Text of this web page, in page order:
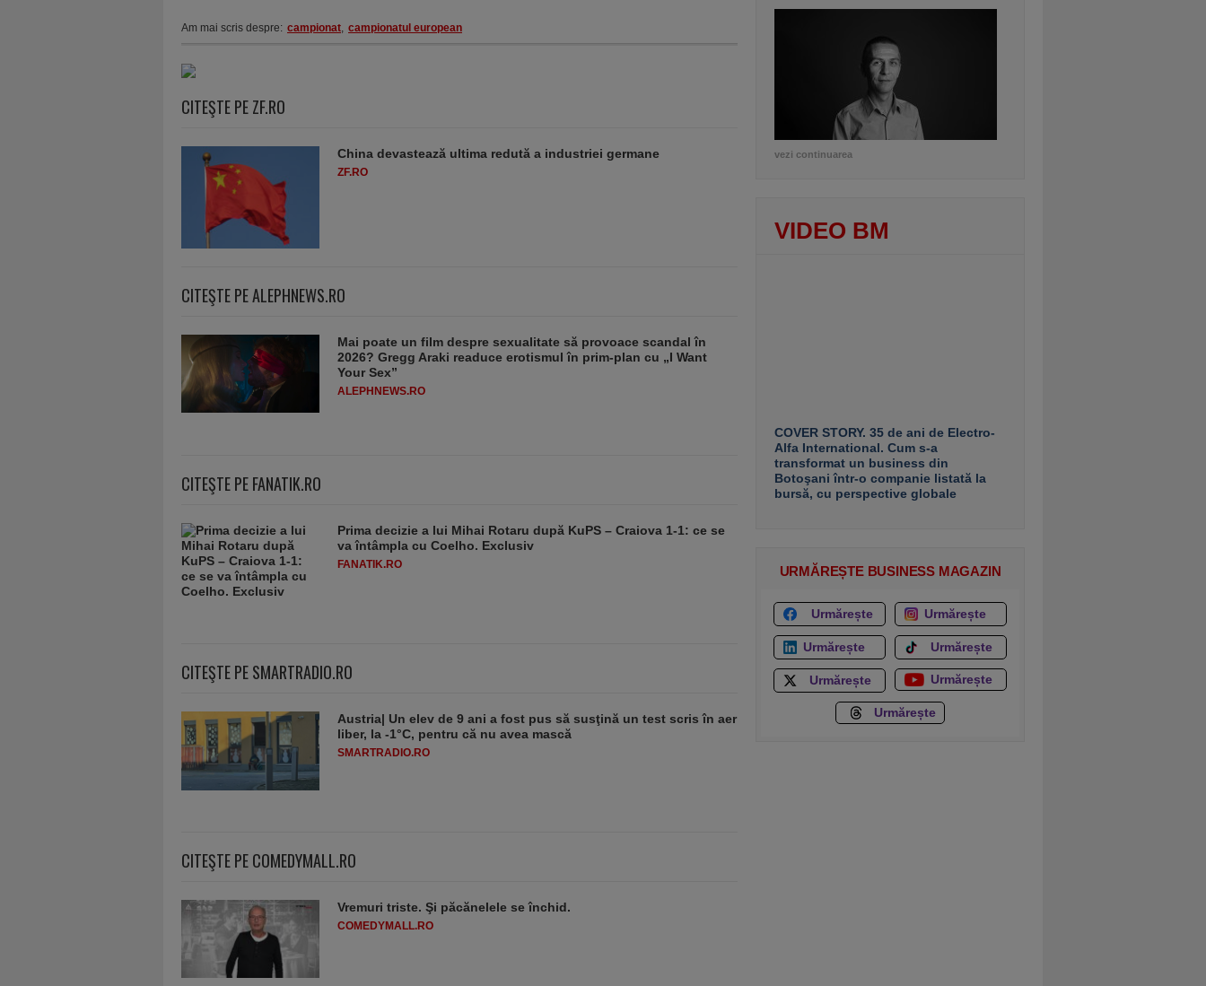
Am mai scris despre: campionat, campionatul european
CITEŞTE PE ZF.RO
China devastează ultima redută a industriei germane
ZF.RO
CITEŞTE PE ALEPHNEWS.RO
Mai poate un film despre sexualitate să provoace scandal în
2026? Gregg Araki readuce erotismul în prim-plan cu „I Want
Your Sex”
ALEPHNEWS.RO
CITEŞTE PE FANATIK.RO
Prima decizie a lui Mihai Rotaru după KuPS – Craiova 1-1: ce se
va întâmpla cu Coelho. Exclusiv
FANATIK.RO
CITEŞTE PE SMARTRADIO.RO
Austria| Un elev de 9 ani a fost pus să susţină un test scris în aer
liber, la -1°C, pentru că nu avea mască
SMARTRADIO.RO
CITEŞTE PE COMEDYMALL.RO
Vremuri triste. Şi păcănelele se închid.
COMEDYMALL.RO
vezi continuarea
VIDEO BM
COVER STORY. 35 de ani de Electro-
Alfa International. Cum s-a
transformat un business din
Botoşani într-o companie listată la
bursă, cu perspective globale
URMĂREȘTE BUSINESS MAGAZIN
Urmărește Urmărește
Urmărește Urmărește
Urmărește Urmărește
Urmărește